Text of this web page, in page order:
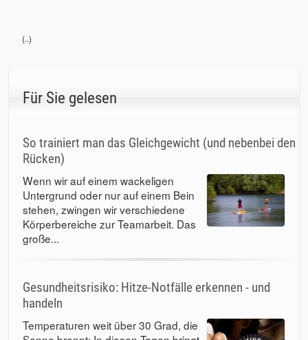
(..)
Für Sie gelesen
So trainiert man das Gleichgewicht (und nebenbei den
Rücken)
Wenn wir auf einem wackeligen
Untergrund oder nur auf einem Bein
stehen, zwingen wir verschiedene
Körperbereiche zur Teamarbeit. Das
große...
Gesundheitsrisiko: Hitze-Notfälle erkennen - und
handeln
Temperaturen weit über 30 Grad, die